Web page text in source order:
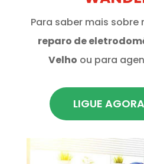
Para saber mais sobre
reparo de
Velho ou para
LIGUE